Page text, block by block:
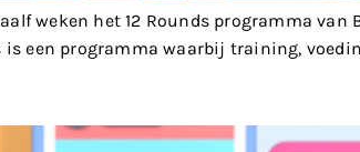
weken het 12 Rounds programma van
is een programma waarbij training,